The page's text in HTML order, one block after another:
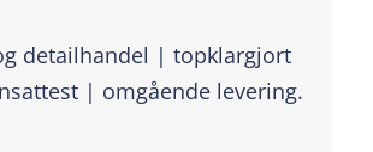
detailhandel | topklargjort
| omgående levering.